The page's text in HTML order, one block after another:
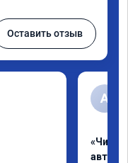
Оставить отзыв
А
«Чип